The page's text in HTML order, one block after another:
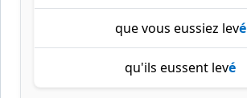
que vous eussiez levé
qu'ils eussent levé